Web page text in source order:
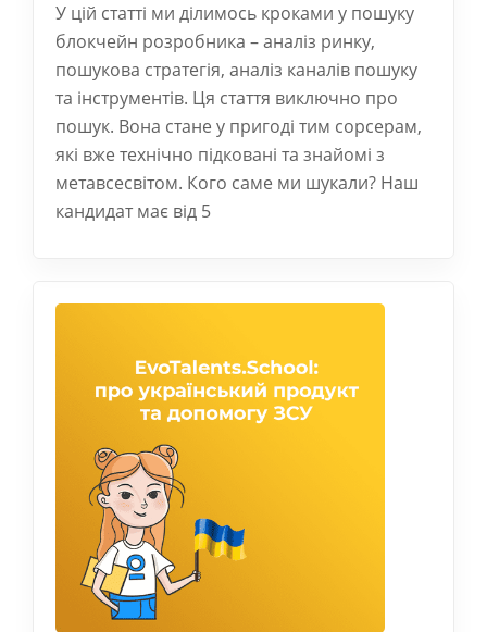
У цій статті ми ділимось кроками у пошуку
блокчейн розробника – аналіз ринку,
пошукова стратегія, аналіз каналів пошуку
та інструментів. Ця стаття виключно про
пошук. Вона стане у пригоді тим сорсерам,
які вже технічно підковані та знайомі з
метавсесвітом. Кого саме ми шукали? Наш
кандидат має від 5